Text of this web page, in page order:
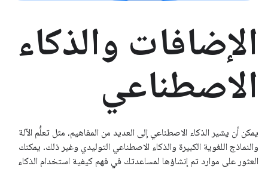
الإضافات والذكاء
الاصطناعي
يمكن أن يشير الذكاء الاصطناعي إلى العديد من المفاهيم، مثل تعلُّم الآلة
والنماذج اللغوية الكبيرة والذكاء الاصطناعي التوليدي وغير ذلك. يمكنك
العثور على موارد تم إنشاؤها لمساعدتك في فهم كيفية استخدام الذكاء